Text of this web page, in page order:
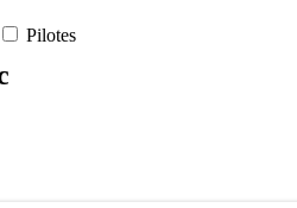
Pilotes